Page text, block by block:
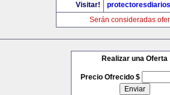
Visitar!
Serán consideradas
Realizar una Oferta
Precio Ofrecido $